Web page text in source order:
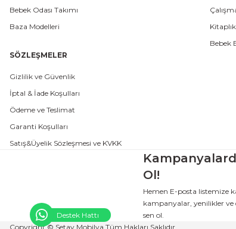
Bebek Odası Takımı
Baza Modelleri
Bebek
SÖZLEŞMELER
Gizlilik ve Güvenlik
İptal & İade Koşulları
Ödeme ve Teslimat
Garanti Koşulları
Satış&Üyelik Sözleşmesi ve KVKK
Ol!
Hemen E-posta listemize
kampanyalar, yenilikler ve
sen ol.
Copyright © Setay Mobilya Tüm Hakları Saklıdır.
Destek Hattı